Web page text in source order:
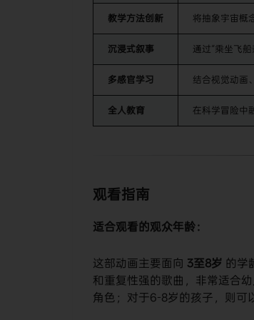
教学方法创新 将抽象宇宙概
沉浸式叙事 通过“乘坐飞
多感官学习 结合视觉动画
全人教育 在科学冒险中
观看指南
适合观看的观众年龄：
这部动画主要面向 3至8岁
的
和重复性强的歌曲，非常适合
角色；对于6-8岁的孩子，则可